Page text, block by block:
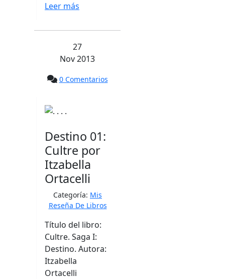
Leer más
27
Nov 2013
0 Comentarios
Destino 01:
Cultre por
Itzabella
Ortacelli
Categoría: Mis
Reseña De Libros
Título del libro:
Cultre. Saga I:
Destino. Autora:
Itzabella
Ortacelli